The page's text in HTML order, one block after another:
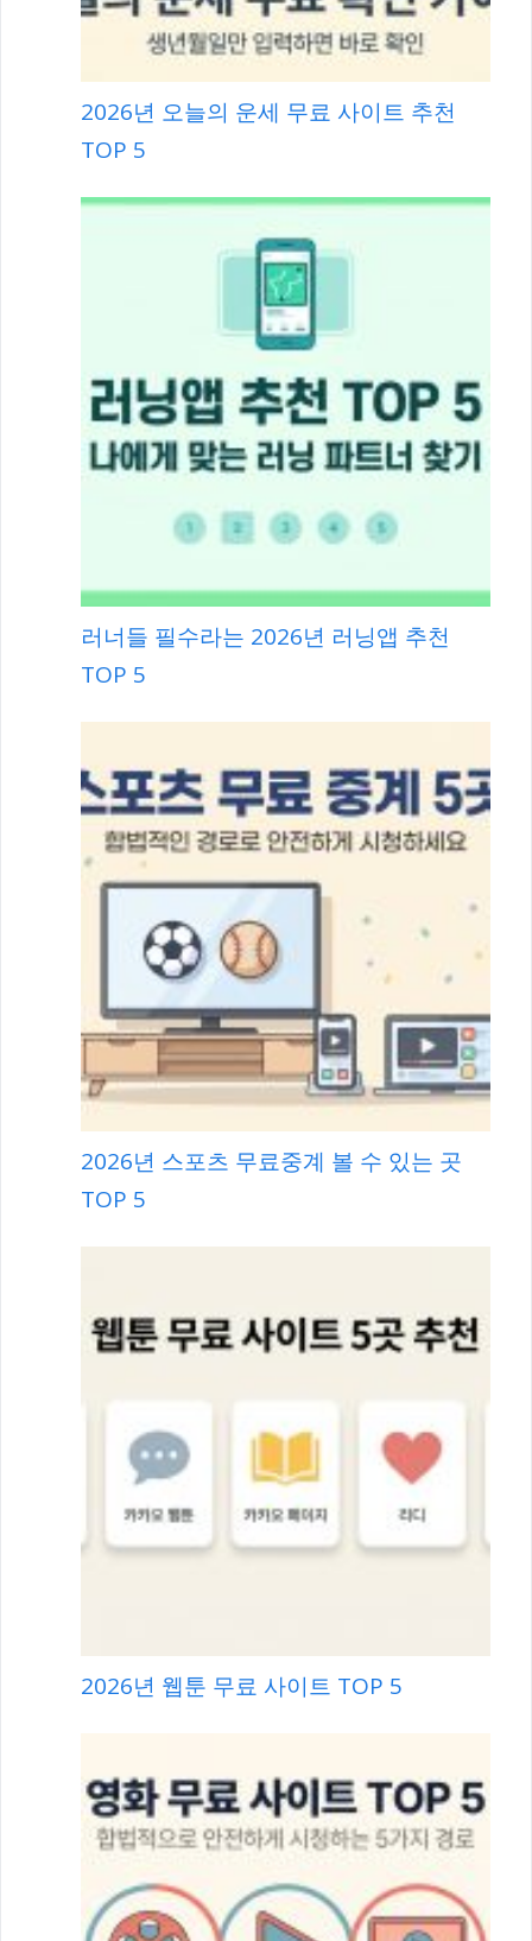
2026년 오늘의 운세 무료 사이트 추천
TOP 5
러너들 필수라는 2026년 러닝앱 추천
TOP 5
2026년 스포츠 무료중계 볼 수 있는 곳
TOP 5
2026년 웹툰 무료 사이트 TOP 5